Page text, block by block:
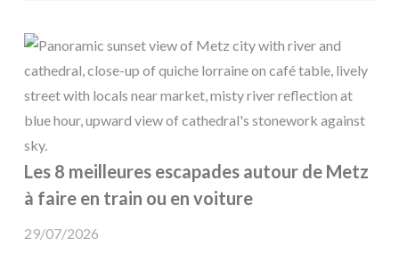
Les 8 meilleures escapades autour de Metz
à faire en train ou en voiture
29/07/2026